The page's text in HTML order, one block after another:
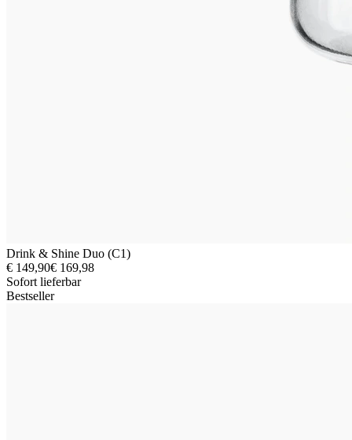
Drink & Shine Duo (C1)
€ 149,90€ 169,98
Sofort lieferbar
Bestseller